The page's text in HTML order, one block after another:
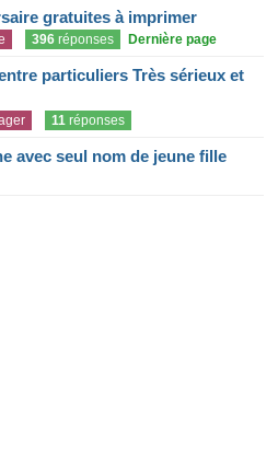
gratuites à imprimer
396 réponses Dernière page
particuliers Très sérieux et
11 réponses
avec seul nom de jeune fille